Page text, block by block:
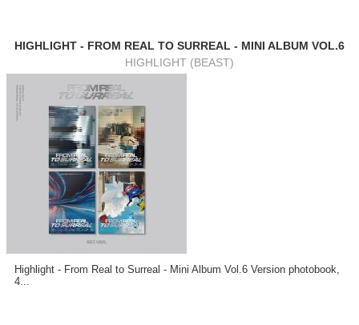
HIGHLIGHT - FROM REAL TO SURREAL - MINI ALBUM VOL.6
HIGHLIGHT (BEAST)
Highlight - From Real to Surreal - Mini Album Vol.6 Version photobook,
4...